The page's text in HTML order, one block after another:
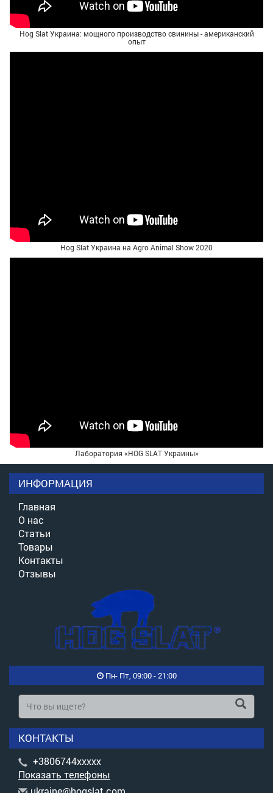
Hog Slat Украина: мощного производство свинины - американский
опыт
Hog Slat Украина на Agro Animal Show 2020
Лаборатория «HOG SLAT Украины»
ИНФОРМАЦИЯ
Главная
О нас
Статьи
Товары
Контакты
Отзывы
Пн- Пт, 09:00 - 21:00
КОНТАКТЫ
+3806744xxxxx
Показать телефоны